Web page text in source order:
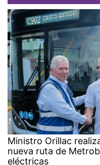
Ministro Orillac
nueva ruta de
eléctricas